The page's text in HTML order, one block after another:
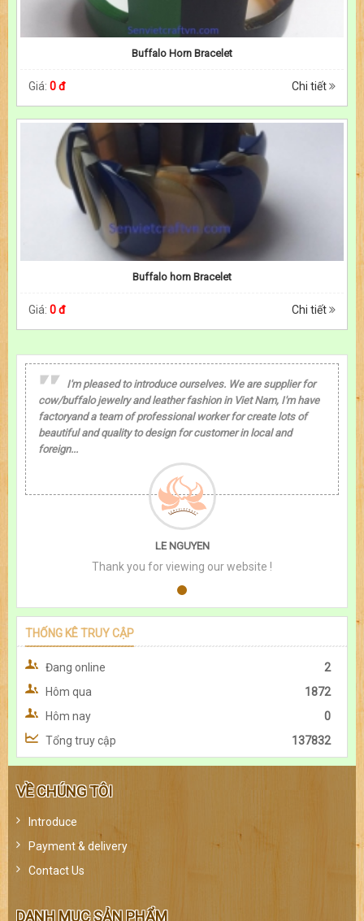
I'm pleased to introduce ourselves. We are supplier for
cow/buffalo jewelry and leather fashion in Viet Nam, I'm have
factoryand a team of professional worker for create lots of
beautiful and quality to design for customer in local and
foreign...
LE NGUYEN
Thank you for viewing our website !
THỐNG KÊ TRUY CẬP
Đang online
2
Hôm qua
1872
Hôm nay
0
Tổng truy cập
137832
Buffalo Horn Bracelet
Giá: 0 đ Chi tiết
Buffalo horn Bracelet
Giá: 0 đ Chi tiết
VỀ CHÚNG TÔI
Introduce
Payment & delivery
Contact Us
DANH MỤC SẢN PHẨM